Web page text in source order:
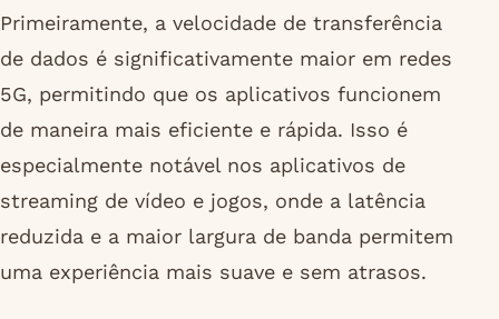
Primeiramente, a velocidade de transferência
de dados é significativamente maior em redes
5G, permitindo que os aplicativos funcionem
de maneira mais eficiente e rápida. Isso é
especialmente notável nos aplicativos de
streaming de vídeo e jogos, onde a latência
reduzida e a maior largura de banda permitem
uma experiência mais suave e sem atrasos.